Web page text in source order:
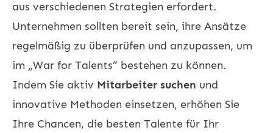
aus verschiedenen Strategien erfordert.
Unternehmen sollten bereit sein, ihre Ansätze
regelmäßig zu überprüfen und anzupassen, um
im „War for Talents“ bestehen zu können.
Indem Sie aktiv Mitarbeiter suchen und
innovative Methoden einsetzen, erhöhen Sie
Ihre Chancen, die besten Talente für Ihr